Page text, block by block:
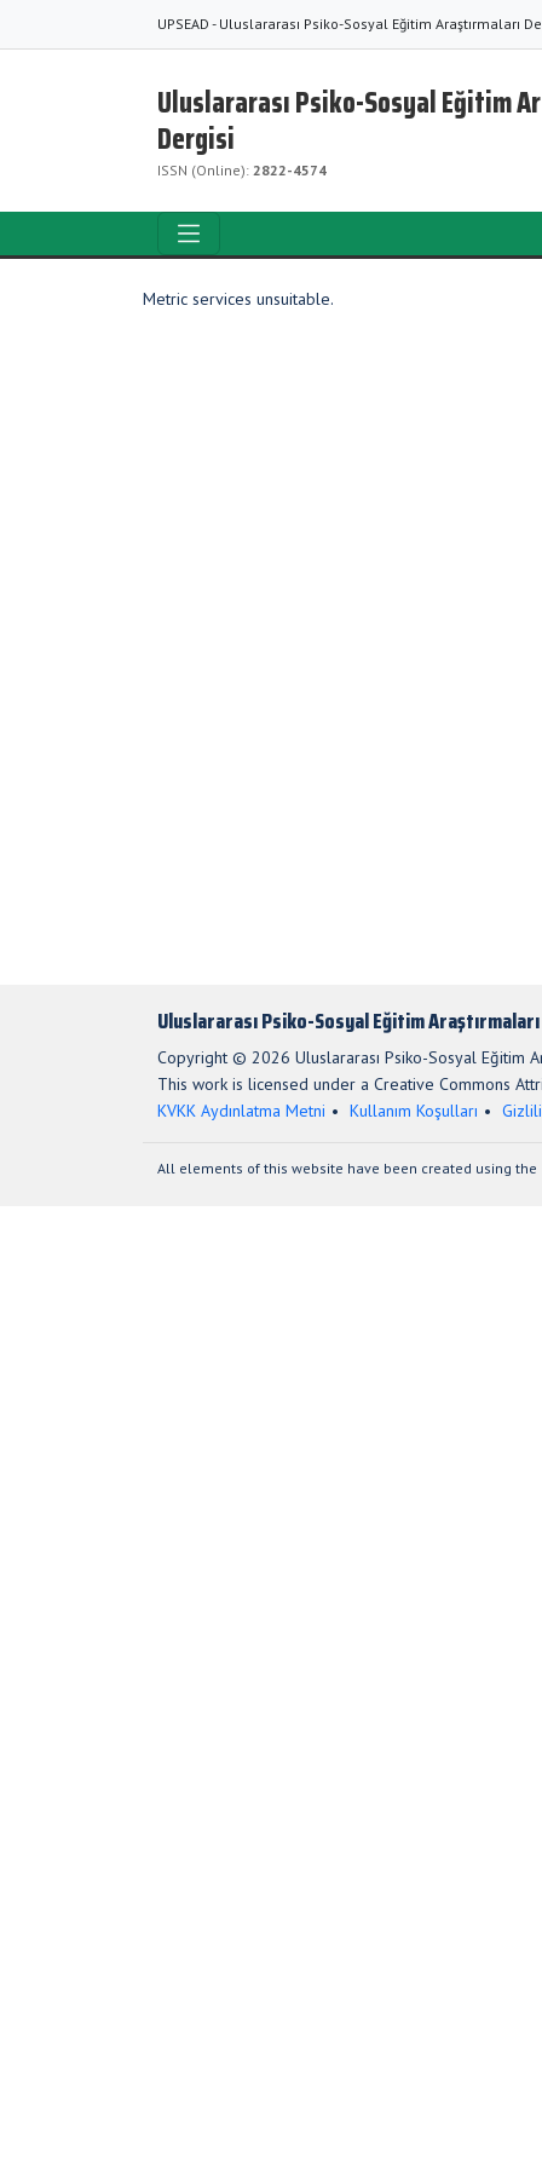
UPSEAD - Uluslararası Psiko-Sosyal Eğitim Araştırmaları
Uluslararası Psiko-Sosyal Eğitim
Dergisi
ISSN (Online): 2822-4574
Metric services unsuitable.
Uluslararası Psiko-Sosyal Eğitim
Copyright © 2026 Uluslararası Psiko-Sosyal Eğitim
This work is licensed under a Creative Commons
KVKK Aydınlatma Metni
Kullanım Koşulları
All elements of this website have been created using the